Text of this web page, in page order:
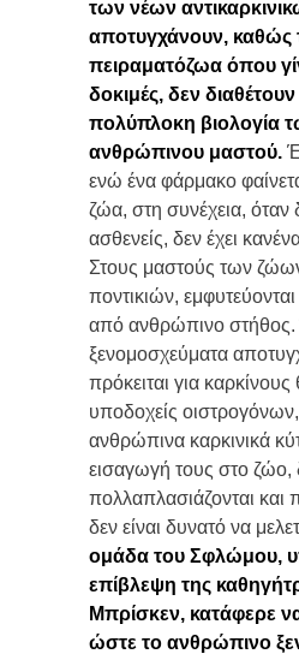
των νέων
αποτυγχάνουν, καθώς
πειραματόζωα όπου
δοκιμές, δεν διαθέτουν
πολύπλοκη βιολογία
ανθρώπινου μαστού.
ενώ ένα φάρμακο
ζώα, στη συνέχεια, όταν
ασθενείς, δεν έχει
Στους μαστούς των
ποντικιών, εμφυτεύονται
από ανθρώπινο
ξενομοσχεύματα
πρόκειται για καρκίνους
υποδοχείς
ανθρώπινα καρκινικά
εισαγωγή τους στο ζώο,
πολλαπλασιάζονται και
δεν είναι δυνατό να
ομάδα του Σφλώμου,
επίβλεψη της
Μπρίσκεν, κατάφερε
ώστε το ανθρώπινο